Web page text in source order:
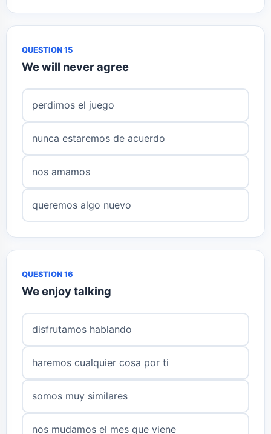
QUESTION 15
We will never agree
perdimos el juego
nunca estaremos de acuerdo
nos amamos
queremos algo nuevo
QUESTION 16
We enjoy talking
disfrutamos hablando
haremos cualquier cosa por ti
somos muy similares
nos mudamos el mes que viene